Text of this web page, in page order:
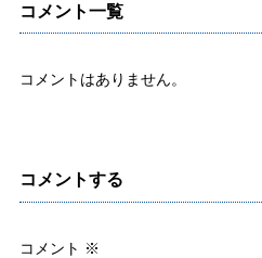
コメント一覧
コメントはありません。
コメントする
コメント ※